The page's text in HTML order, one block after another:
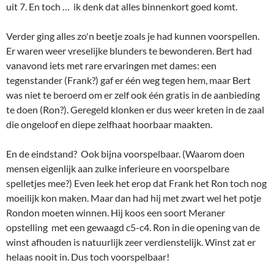
uit 7. En toch … ik denk dat alles binnenkort goed komt.
Verder ging alles zo'n beetje zoals je had kunnen voorspellen.
Er waren weer vreselijke blunders te bewonderen. Bert had
vanavond iets met rare ervaringen met dames: een
tegenstander (Frank?) gaf er één weg tegen hem, maar Bert
was niet te beroerd om er zelf ook één gratis in de aanbieding
te doen (Ron?). Geregeld klonken er dus weer kreten in de zaal
die ongeloof en diepe zelfhaat hoorbaar maakten.
En de eindstand? Ook bijna voorspelbaar. (Waarom doen
mensen eigenlijk aan zulke inferieure en voorspelbare
spelletjes mee?) Even leek het erop dat Frank het Ron toch nog
moeilijk kon maken. Maar dan had hij met zwart wel het potje
Rondon moeten winnen. Hij koos een soort Meraner
opstelling met een gewaagd c5-c4. Ron in die opening van de
winst afhouden is natuurlijk zeer verdienstelijk. Winst zat er
helaas nooit in. Dus toch voorspelbaar!